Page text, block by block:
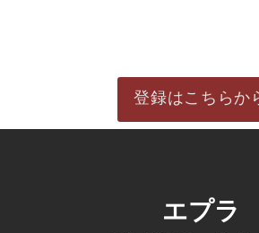
登録はこちらか
エプラ